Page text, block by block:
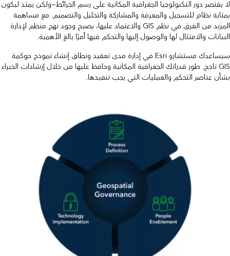
لا يقتصر دور التكنولوجيا الجغرافية المكانية على رسم الخرائط—ولكن يمتد ليكون
بمثابة نظام للتسجيل والمعرفة والمشاركة والتحليل والتصميم. مع مساهمة
المزيد من الفرق في نظم GIS والاعتماد عليها، يصبح وجود نهج منظم لإدارة
البيانات والامتثال لها والوصول إليها والتحكم فيها أمرًا بالغ الأهمية.
سيساعدك مستشارو Esri في إدارة مدى تعقيد ونطاق إنشاء نموذج حوكمة
GIS ناجح. طور قدراتك الجغرافية المكانية وحافظ عليها من خلال إرشادات الخبراء
بشأن عناصر التحكم والعمليات التي يجب تنفيذها.